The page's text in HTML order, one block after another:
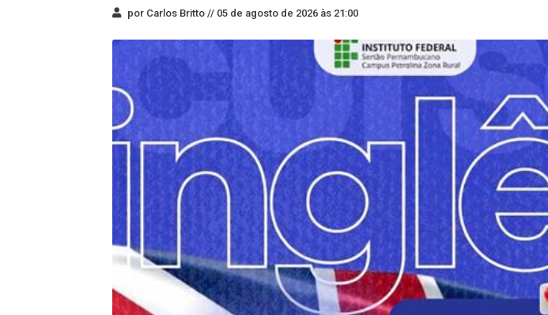
por Carlos Britto // 05 de agosto de 2026 às 21:00